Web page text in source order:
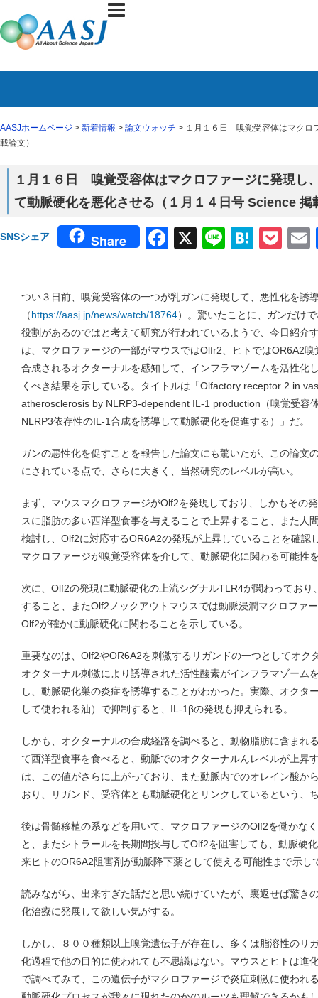
AASJホームページ > 新着情報 > 論文ウォッチ > １月１６日 嗅覚受容体はマクロ
載論文）
１月１６日 嗅覚受容体はマクロファージに発現し
て動脈硬化を悪化させる（１月１４日号 Science 掲
SNSシェア Share Facebook
X Line
つい３日前、嗅覚受容体の一つが乳ガンに発現して、悪性化を誘
（https://aasj.jp/news/watch/18764）。驚いたことに、ガンだけ
役割があるのではと考えて研究が行われているようで、今日紹介
は、マクロファージの一部がマウスではOlfr2、ヒトではOR6A2
合成されるオクターナルを感知して、インフラマゾームを活性化
くべき結果を示している。タイトルは「Olfactory receptor 2 in
atherosclerosis by NLRP3-dependent IL-1 production（嗅覚受容
NLRP3依存性のIL-1合成を誘導して動脈硬化を促進する）」だ。
ガンの悪性化を促すことを報告した論文にも驚いたが、この論文
にされている点で、さらに大きく、当然研究のレベルが高い。
まず、マウスマクロファージがOlf2を発現しており、しかもその
スに脂肪の多い西洋型食事を与えることで上昇すること、また人
検討し、Olf2に対応するOR6A2の発現が上昇していることを確認
マクロファージが嗅覚受容体を介して、動脈硬化に関わる可能性
次に、Olf2の発現に動脈硬化の上流シグナルTLR4が関わってお
すること、またOlf2ノックアウトマウスでは動脈浸潤マクロファ
Olf2が確かに動脈硬化に関わることを示している。
重要なのは、Olf2やOR6A2を刺激するリガンドの一つとしてオク
オクターナル刺激により誘導された活性酸素がインフラマゾーム
し、動脈硬化巣の炎症を誘導することがわかった。実際、オクタ
して使われる油）で抑制すると、IL-1βの発現も抑えられる。
しかも、オクターナルの合成経路を調べると、動物脂肪に含まれ
て西洋型食事を食べると、動脈でのオクターナルんレベルが上昇
は、この値がさらに上がっており、また動脈内でのオレイン酸か
おり、リガンド、受容体とも動脈硬化とリンクしているという、
後は骨髄移植の系などを用いて、マクロファージのOlf2を働かな
と、またシトラールを長期間投与してOlf2を阻害しても、動脈硬
来ヒトのOR6A2阻害剤が動脈降下薬として使える可能性まで示し
読みながら、出来すぎた話だと思い続けていたが、裏返せば驚き
化治療に発展して欲しい気がする。
しかし、８００種類以上嗅覚遺伝子が存在し、多くは脂溶性のリ
化過程で他の目的に使われても不思議はない。マウスとヒトは進
で調べてみて、この遺伝子がマクロファージで炎症刺激に使われ